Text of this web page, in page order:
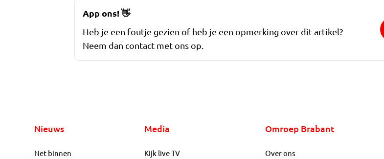
App ons!👋
Heb je een foutje gezien of heb je een opmerking over dit artikel?
Neem dan contact met ons op.
Nieuws
Net binnen
Media
Kijk live TV
Omroep Brabant
Over ons